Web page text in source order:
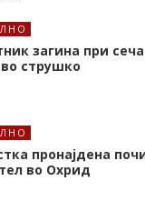
загина при
струшко
пронајдена
во Охрид